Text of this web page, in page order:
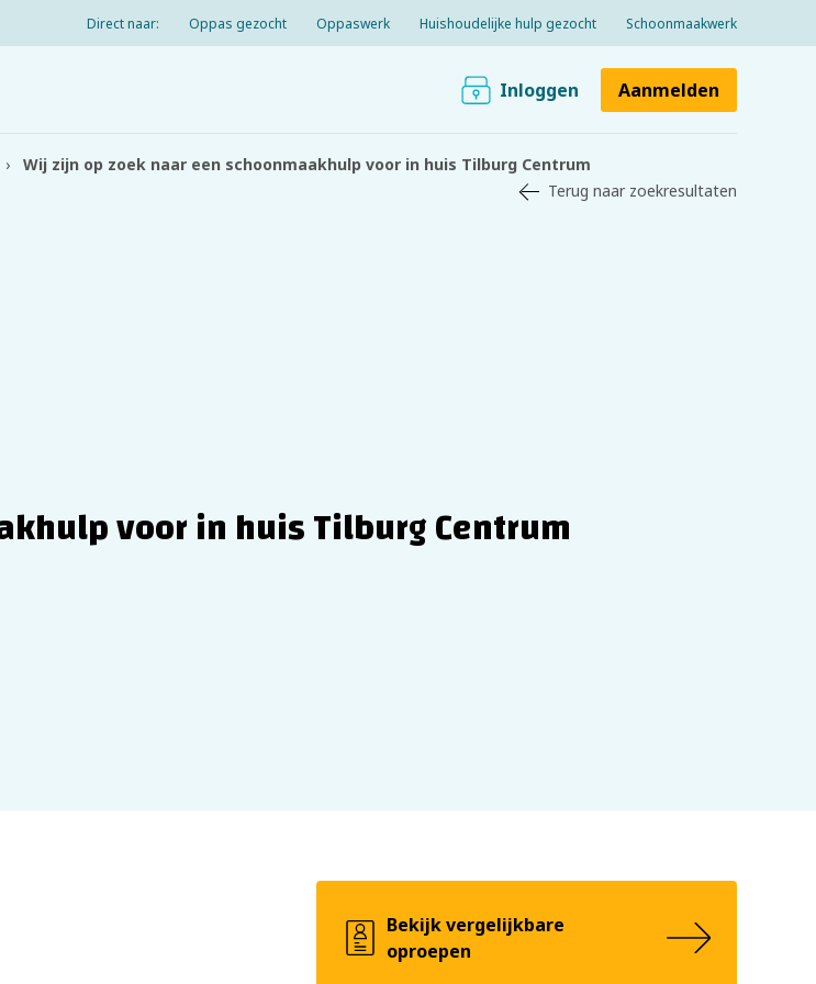
Direct naar: Oppas gezocht Oppaswerk Huishoudelijke hulp gezocht Schoonmaakwerk
Inloggen Aanmelden
Wij zijn op zoek naar een schoonmaakhulp voor in huis Tilburg Centrum
Terug naar zoekresultaten
voor in huis Tilburg Centrum
Bekijk vergelijkbare
oproepen